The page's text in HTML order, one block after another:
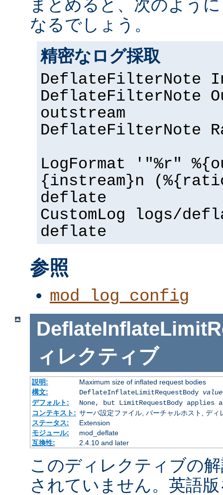
まとめると、次のよう
なるでしょう。
精密なログ採取
DeflateFilterNote
DeflateFilterNote
outstream
DeflateFilterNote
LogFormat '"%r"
{instream}n
deflate
CustomLog logs/
deflate
参照
mod_log_config
ィレクティブ
説明:
Maximum size of inflated request bodies
構文:
DeflateInflateLimitRequestBody value
デフォルト:
None, but LimitRequestBody
コンテキスト: サーバ設定ファイル, バーチャルホスト, ディ
ステータス:
Extension
モジュール:
mod_deflate
互換性:
2.4.10 and later
このディレクティブの
されていません。英語